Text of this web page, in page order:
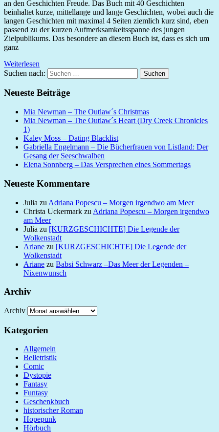
an den Geschichten Freude. Das Buch mit 40 Geschichten
beinhaltet kurze, mittellange und lange Geschichten, wobei auch die
langen Geschichten mit maximal 4 Seiten ziemlich kurz sind, eben
passend zu der kurzen Aufmerksamkeitsspanne des jungen
Zielpublikums. Das besondere an diesem Buch ist, dass es sich um
ganz
Weiterlesen
Suchen nach:
Suchen
Neueste Beiträge
Mia Newman – The Outlaw´s Christmas
Mia Newman – The Outlaw´s Heart (Dry Creek Chronicles
1)
Kaley Moss – Dating Blacklist
Gabriella Engelmann – Die Bücherfrauen von Listland: Der
Gesang der Seeschwalben
Elena Sonnberg – Das Versprechen eines Sommertags
Neueste Kommentare
Julia zu Adriana Popescu – Morgen irgendwo am Meer
Christa Uckermark zu Adriana Popescu – Morgen irgendwo
am Meer
Julia zu [KURZGESCHICHTE] Die Legende der
Wolkenstadt
Ariane zu [KURZGESCHICHTE] Die Legende der
Wolkenstadt
Ariane zu Babsi Schwarz –Das Meer der Legenden –
Nixenwunsch
Archiv
Archiv
Kategorien
Allgemein
Belletristik
Comic
Dystopie
Fantasy
Funtasy
Geschenkbuch
historischer Roman
Hopepunk
Hörbuch